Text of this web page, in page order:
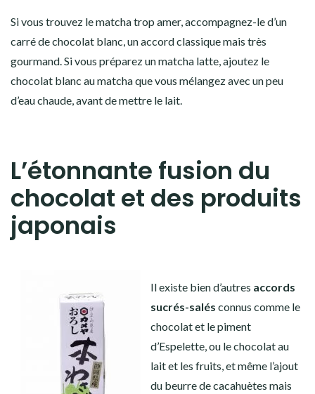
Si vous trouvez le matcha trop amer, accompagnez-le d’un
carré de chocolat blanc, unaccord classiquemais très
gourmand. Si vous préparez un matcha latte, ajoutez le
chocolat blanc au matcha que vous mélangez avec un peu
d’eau chaude, avant de mettre le lait.
L’étonnante fusion du
chocolat et des produits
japonais
Il existe bien d’autres accords
sucrés-salés connus comme le
chocolat et le piment
d’Espelette, ou lechocolat au
laitet les fruits, et même l’ajout
du beurre de cacahuètes mais